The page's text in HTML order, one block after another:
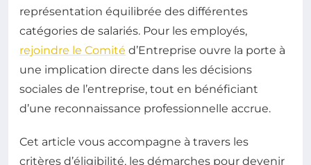
représentation équilibrée des différentes
catégories de salariés. Pour les employés,
rejoindre le Comité d’Entreprise ouvre la porte à
une implication directe dans les décisions
sociales de l’entreprise, tout en bénéficiant
d’une reconnaissance professionnelle accrue.
Cet article vous accompagne à travers les
critères d’éligibilité, les démarches pour devenir